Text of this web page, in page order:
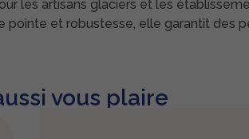
les artisans glaciers et les
et robustesse, elle garantit des
vous plaire